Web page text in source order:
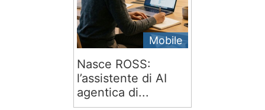
Mobile
Nasce ROSS:
l’assistente di AI
agentica di...